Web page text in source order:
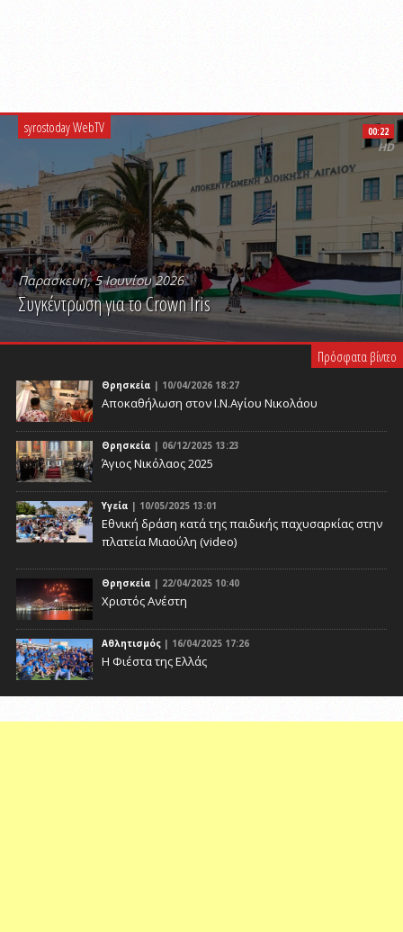
syrostoday WebTV
Παρασκευή, 5 Ιουνίου 2026
Συγκέντρωση για το Crown Iris
PLAY VIDEO
00:22
HD
Πρόσφατα βίντεο
Θρησκεία | 10/04/2026 18:27
Αποκαθήλωση στον Ι.Ν.Αγίου Νικολάου
Θρησκεία | 06/12/2025 13:23
Άγιος Νικόλαος 2025
Υγεία | 10/05/2025 13:01
Eθνική δράση κατά της παιδικής παχυσαρκίας στην
πλατεία Μιαούλη (video)
Θρησκεία | 22/04/2025 10:40
Χριστός Ανέστη
Αθλητισμός | 16/04/2025 17:26
Η Φιέστα της Ελλάς